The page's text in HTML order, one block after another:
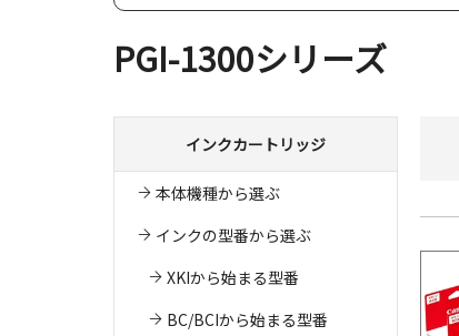
PGI-1300シリーズ
インクカートリッジ
本体機種から選ぶ
インクの型番から選ぶ
XKIから始まる型番
BC/BCIから始まる型番